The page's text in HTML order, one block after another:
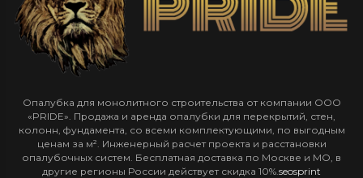
Опалубка для монолитного строительства от компании ООО
«PRIDE». Продажа и аренда опалубки для перекрытий, стен,
колонн, фундамента, со всеми комплектующими, по выгодным
ценам за м². Инженерный расчет проекта и расстановки
опалубочных систем. Бесплатная доставка по Москве и МО, в
другие регионы России действует скидка 10%. seosprint